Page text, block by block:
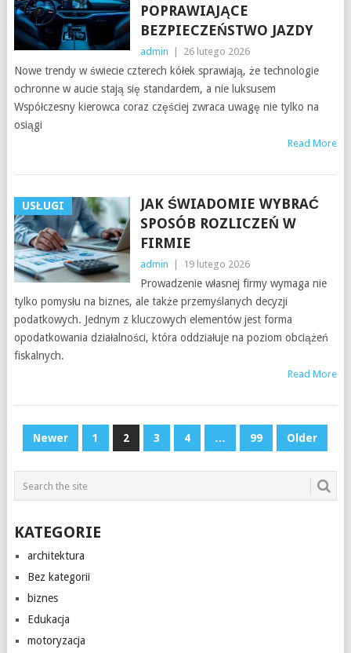
POPRAWIAJĄCE
BEZPIECZEŃSTWO JAZDY
admin 26 lutego 2026
Nowe trendy w świecie czterech kółek sprawiają, że technologie
ochronne w aucie stają się standardem, a nie luksusem
Współczesny kierowca coraz częściej zwraca uwagę nie tylko na
osiągi
Read More
USŁUGI
JAK ŚWIADOMIE WYBRAĆ
SPOSÓB ROZLICZEŃ W
FIRMIE
admin 19 lutego 2026
Prowadzenie własnej firmy wymaga nie
tylko pomysłu na biznes, ale także przemyślanych decyzji
podatkowych. Jednym z kluczowych elementów jest forma
opodatkowania działalności, która oddziałuje na poziom obciążeń
fiskalnych.
Read More
STRONICOWANIE
Newer 1 2 3 4 … 99 Older
KATEGORIE
architektura
Bez kategorii
biznes
Edukacja
motoryzacja